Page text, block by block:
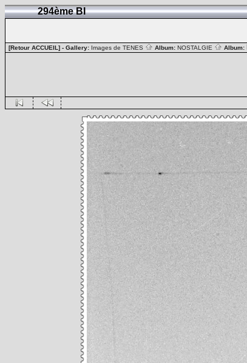
294ème BI
[Retour ACCUEIL] - Gallery: Images de TENES Album: NOSTALGIE Album: